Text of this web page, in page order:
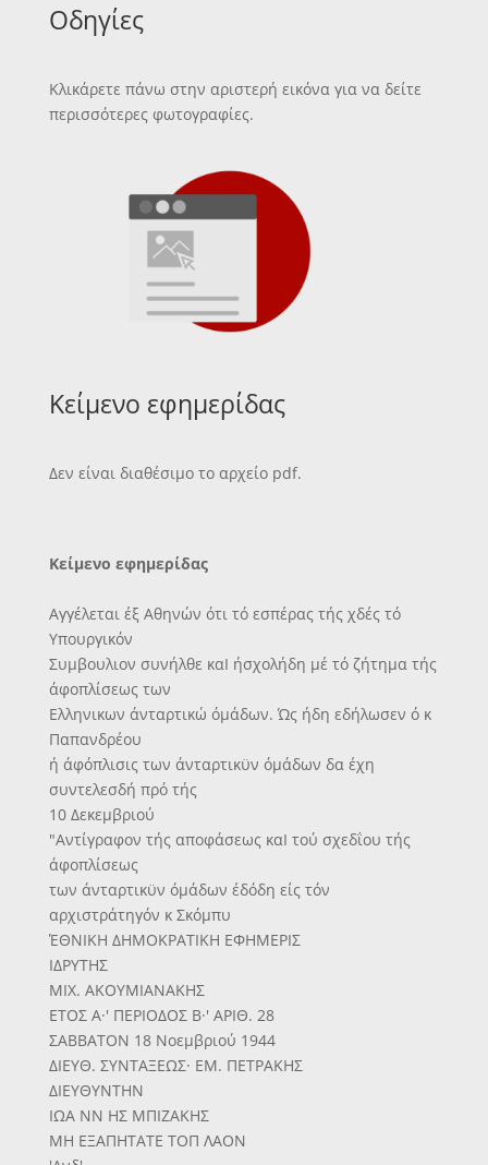
Οδηγίες
Κλικάρετε πάνω στην αριστερή εικόνα για να δείτε
περισσότερες φωτογραφίες.
Κείμενο εφημερίδας
Δεν είναι διαθέσιμο το αρχείο pdf.
Κείμενο εφημερίδας
Αγγέλεται έξ Αθηνών ότι τό εσπέρας τής χδές τό
Υπουργικόν
Συμβουλιον συνήλθε καΙ ήσχολήδη μέ τό ζήτημα τής
άφοπλίσεως των
Ελληνικων άνταρτικώ όμάδων. Ώς ήδη εδήλωσεν ό κ
Παπανδρέου
ή άφόπλισις των άνταρτικϋν όμάδων δα έχη
συντελεσδή πρό τής
10 Δεκεμβριού
"Αντίγραφον τής αποφάσεως καΙ τού σχεδΐου τής
άφοπλίσεως
των άνταρτικϋν όμάδων έδόδη είς τόν
αρχιστράτηγόν κ Σκόμπυ
ΈΘΝΙΚΗ ΔΗΜΟΚΡΑΤΙΚΗ ΕΦΗΜΕΡΙΣ
ΙΔΡΥΤΗΣ
ΜΙΧ. ΑΚΟΥΜΙΑΝΑΚΗΣ
ΕΤΟΣ Α·' ΠΕΡΙΟΔΟΣ Β·' ΑΡΙΘ. 28
ΣΑΒΒΑΤΟΝ 18 Νοεμβριού 1944
ΔΙΕΥΘ. ΣΥΝΤΑΞΕΩΣ· ΕΜ. ΠΕΤΡΑΚΗΣ
ΔΙΕΥΘΥΝΤΗΝ
ΙΩΑ ΝΝ ΗΣ ΜΠΙΖΑΚΗΣ
ΜΗ ΕΞΑΠΗΤΑΤΕ ΤΟΠ ΛΑΟΝ